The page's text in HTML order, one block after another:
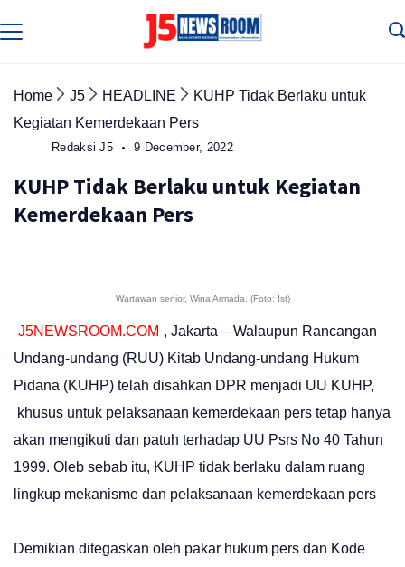
to
Home J5 HEADLINE
KUHP Tidak Berlaku untuk
Kegiatan Kemerdekaan Pers
Redaksi J5 9 December, 2022
KUHP Tidak Berlaku untuk Kegiatan
Kemerdekaan Pers
Wartawan senior, Wina Armada. (Foto: Ist)
J5NEWSROOM.COM , Jakarta – Walaupun Rancangan
Undang-undang (RUU) Kitab Undang-undang Hukum
Pidana (KUHP) telah disahkan DPR menjadi UU KUHP,
khusus untuk pelaksanaan kemerdekaan pers tetap hanya
akan mengikuti dan patuh terhadap UU Psrs No 40 Tahun
1999. Oleb sebab itu, KUHP tidak berlaku dalam ruang
lingkup mekanisme dan pelaksanaan kemerdekaan pers
Demikian ditegaskan oleh pakar hukum pers dan Kode